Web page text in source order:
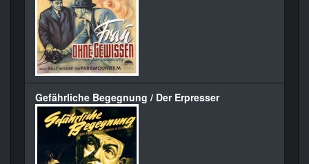
Gefährliche Begegnung / Der Erpresser